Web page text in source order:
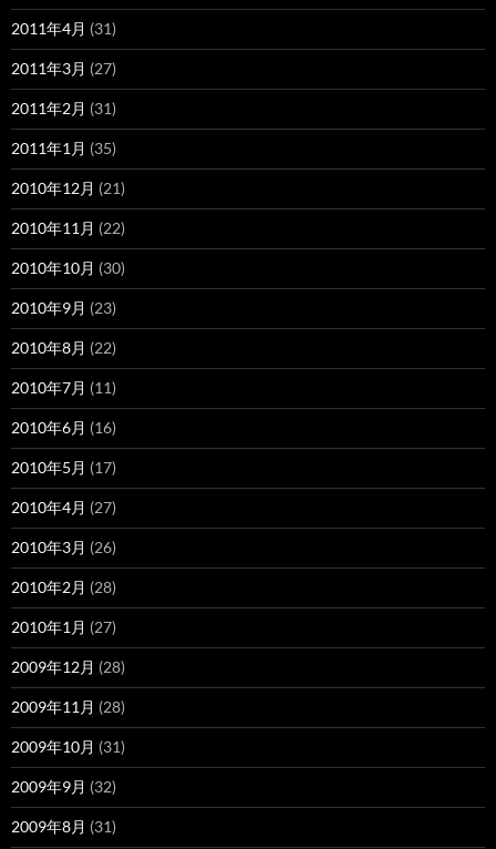
2011年4月 (31)
2011年3月 (27)
2011年2月 (31)
2011年1月 (35)
2010年12月 (21)
2010年11月 (22)
2010年10月 (30)
2010年9月 (23)
2010年8月 (22)
2010年7月 (11)
2010年6月 (16)
2010年5月 (17)
2010年4月 (27)
2010年3月 (26)
2010年2月 (28)
2010年1月 (27)
2009年12月 (28)
2009年11月 (28)
2009年10月 (31)
2009年9月 (32)
2009年8月 (31)